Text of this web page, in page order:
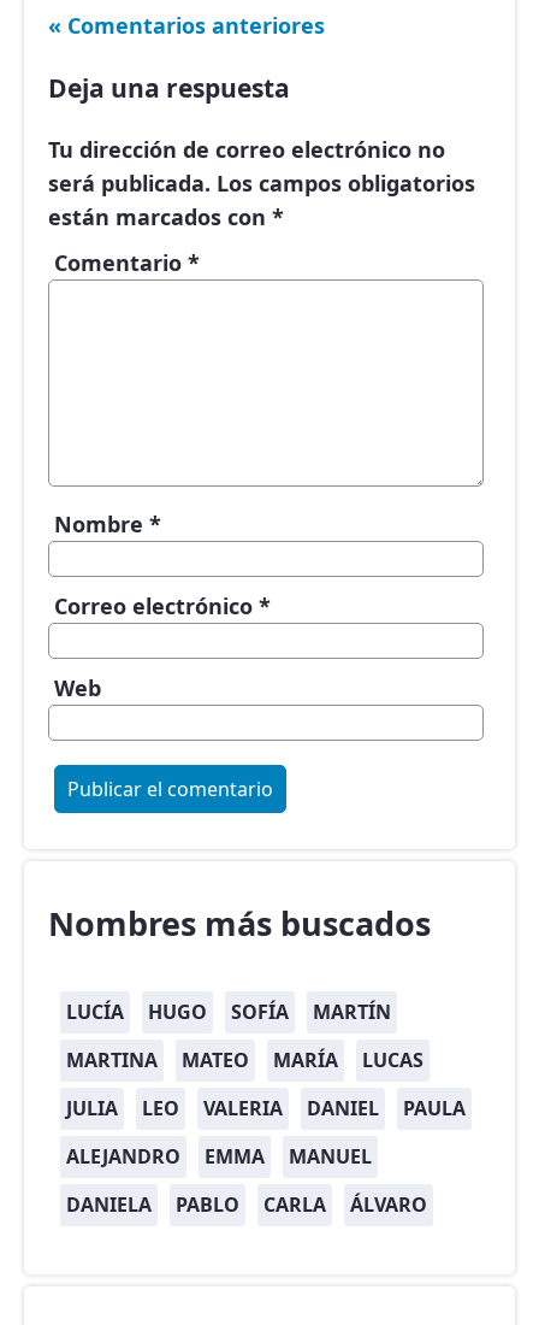
« Comentarios anteriores
Deja una respuesta
Tu dirección de correo electrónico no
será publicada. Los campos obligatorios
están marcados con *
Comentario *
Nombre *
Correo electrónico *
Web
Nombres más buscados
LUCÍA HUGO SOFÍA
MARTÍN
MARTINA
MATEO MARÍA
LUCAS
JULIA
LEO VALERIA DANIEL
PAULA
ALEJANDRO
EMMA
MANUEL
DANIELA
PABLO CARLA ÁLVARO